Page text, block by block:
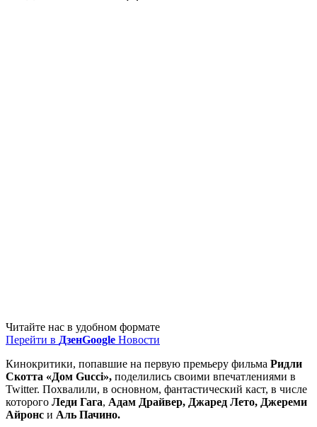
Читайте нас в удобном формате
Перейти в ДзенGoogle Новости
Кинокритики, попавшие на первую премьеру фильма Ридли
Скотта «Дом Gucci», поделились своими впечатлениями в
Twitter. Похвалили, в основном, фантастический каст, в числе
которого Леди Гага, Адам Драйвер, Джаред Лето, Джереми
Айронс и Аль Пачино.